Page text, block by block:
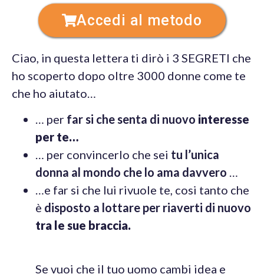
Accedi al metodo
Ciao, in questa lettera ti dirò i 3 SEGRETI che
ho scoperto dopo oltre 3000 donne come te
che ho aiutato…
… per far si che senta di nuovo interesse
per te…
… per convincerlo che sei tu l’unica
donna al mondo che lo ama davvero …
…e far si che lui rivuole te, cosi tanto che
è disposto a lottare per riaverti di nuovo
tra le sue braccia.
Se vuoi che il tuo uomo cambi idea e